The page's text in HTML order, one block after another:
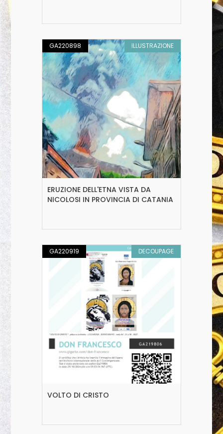
GA220898 ILLUSTRAZIONE
ERUZIONE DELL'ETNA VISTA DA
NICOLOSI IN PROVINCIA DI CATANIA
GA220919 DECOUPAGE
VOLTO DI CRISTO